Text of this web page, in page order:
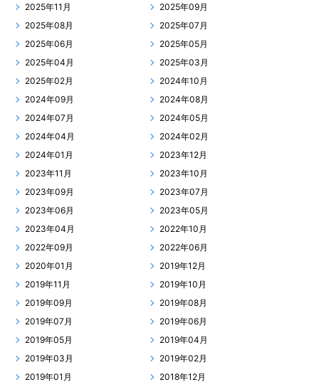
2025年11月
2025年09月
2025年08月
2025年07月
2025年06月
2025年05月
2025年04月
2025年03月
2025年02月
2024年10月
2024年09月
2024年08月
2024年07月
2024年05月
2024年04月
2024年02月
2024年01月
2023年12月
2023年11月
2023年10月
2023年09月
2023年07月
2023年06月
2023年05月
2023年04月
2022年10月
2022年09月
2022年06月
2020年01月
2019年12月
2019年11月
2019年10月
2019年09月
2019年08月
2019年07月
2019年06月
2019年05月
2019年04月
2019年03月
2019年02月
2019年01月
2018年12月